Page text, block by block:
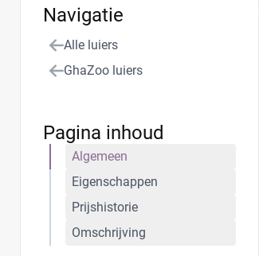
Navigatie
Alle luiers
GhaZoo luiers
Pagina inhoud
Algemeen
Eigenschappen
Prijshistorie
Omschrijving